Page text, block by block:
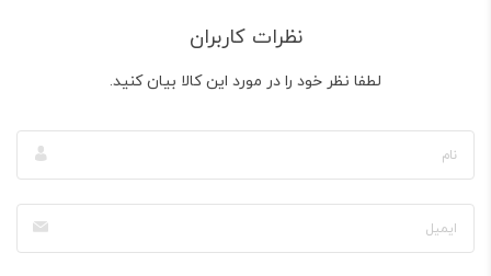
نظرات کاربران
لطفا نظر خود را در مورد این کالا بیان کنید.